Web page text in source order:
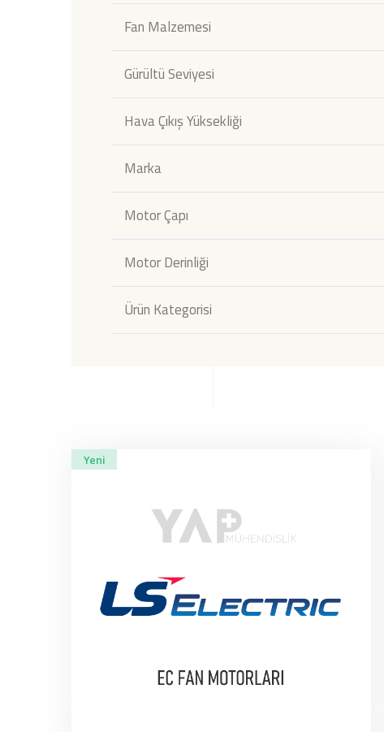
Fan Malzemesi
Gürültü Seviyesi
Hava Çıkış Yüksekliği
Marka
Motor Çapı
Motor Derinliği
Ürün Kategorisi
Yeni